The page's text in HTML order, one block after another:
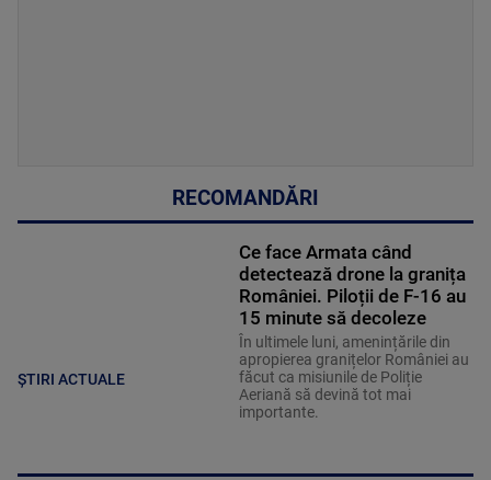
RECOMANDĂRI
ȘTIRI ACTUALE
Ce face Armata când
detectează drone la granița
României. Piloții de F-16 au
15 minute să decoleze
În ultimele luni, amenințările din
apropierea granițelor României au
făcut ca misiunile de Poliție
Aeriană să devină tot mai
importante.